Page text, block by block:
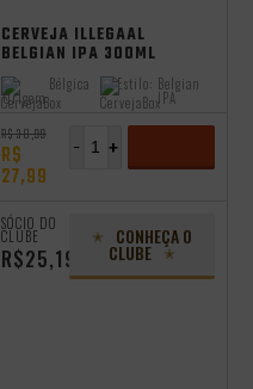
CERVEJA ILLEGAAL
BELGIAN IPA 300ML
Origem:
Bélgica Estilo: Belgian
IPA
R$ 30,99
R$
27,99
+
-
SÓCIO DO
CLUBE
R$25,19
CONHEÇA O
CLUBE